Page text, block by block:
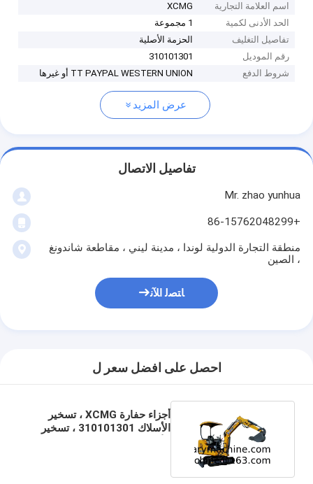
اسم العلامة التجارية
XCMG
الحد الأدنى لكمية
1 مجموعة
تفاصيل التغليف
الحزمة الأصلية
رقم الموديل
310101301
شروط الدفع
TT PAYPAL WESTERN UNION أو غيرها
عرض المزيد
تفاصيل الاتصال
Mr. zhao yunhua
+86-15762048299
منطقة التجارة الدولية لوندا ، مدينة ليني ، مقاطعة شاندونغ
، الصين
ﺎﺘﺼﻟ ﺍﻶﻧ
احصل على افضل سعر ل
أجزاء حفارة XCMG ، تسخير
الأسلاك 310101301 ، تسخير